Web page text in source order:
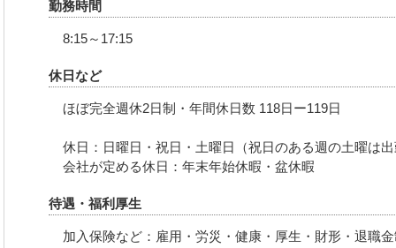
勤務時間
8:15～17:15
休日など
ほぼ完全週休2日制・年間休日数 118日ー119日
休日：日曜日・祝日・土曜日（祝日のある週の土曜は
会社が定める休日：年末年始休暇・盆休暇
待遇・福利厚生
加入保険など：雇用・労災・健康・厚生・財形・退職